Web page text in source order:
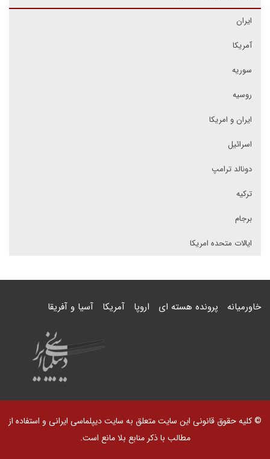
ایران
آمریکا
سوریه
روسیه
ایران و امریکا
اسرائیل
دونالد ترامپ
ترکیه
برجام
ایالات متحده امریکا
خاورمیانه پرونده هسته ای اروپا آمریکا آسیا و آفریقا
© کلیه حقوق قانونی این سایت متعلق به سایت دیپلماسی ایرانی و استفاده از
مطالب با ذکر منابع بلا مانع است.